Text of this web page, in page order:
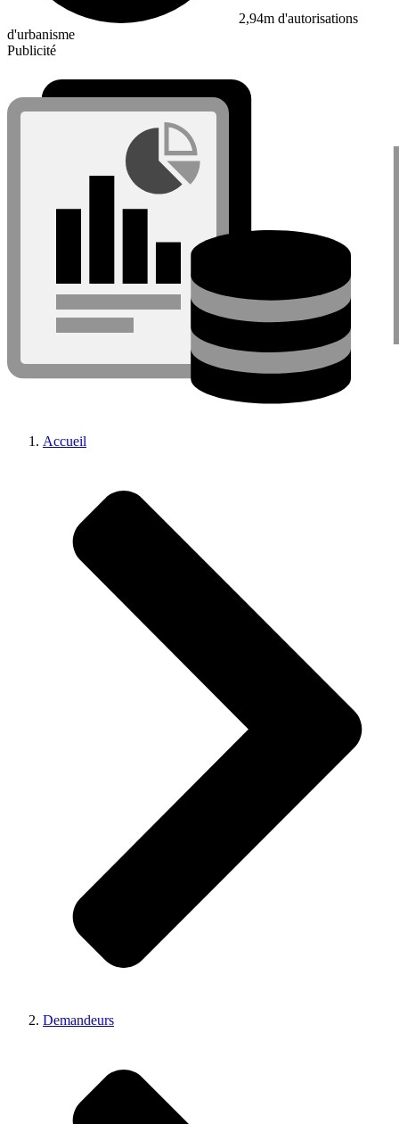
2,94m d'autorisations
d'urbanisme
Publicité
Accueil
Demandeurs